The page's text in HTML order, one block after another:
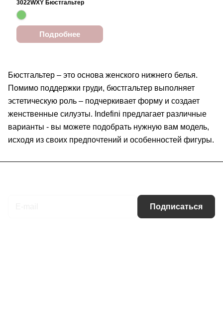
3022WXY Бюстгальтер
Подробнее
Бюстгальтер – это основа женского нижнего белья.
Помимо поддержки груди, бюстгальтер выполняет
эстетическую роль – подчеркивает форму и создает
женственные силуэты. Indefini предлагает различные
варианты - вы можете подобрать нужную вам модель,
исходя из своих предпочтений и особенностей фигуры.
Подписаться